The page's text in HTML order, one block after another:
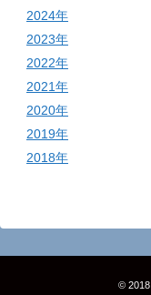
2024年
2023年
2022年
2021年
2020年
2019年
2018年
© 2018